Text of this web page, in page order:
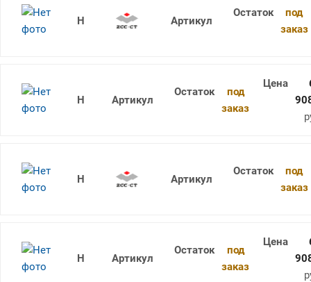
1736SU05C-1120 KDG303
под
заказ
1736SU05C-1125 KDG303
под
заказ
1736SU05C-1130 KDG303
под
заказ
1736SU05C-1135 KDG303
под
заказ